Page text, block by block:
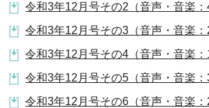
令和3年12月号その2（音声・音楽：
令和3年12月号その3（音声・音楽：
令和3年12月号その4（音声・音楽：
令和3年12月号その5（音声・音楽：
令和3年12月号その6（音声・音楽：